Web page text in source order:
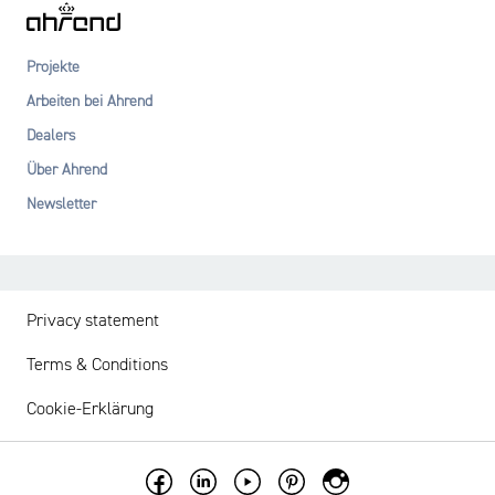
Projekte
Arbeiten bei Ahrend
Dealers
Über Ahrend
Newsletter
Privacy statement
Terms & Conditions
Cookie-Erklärung